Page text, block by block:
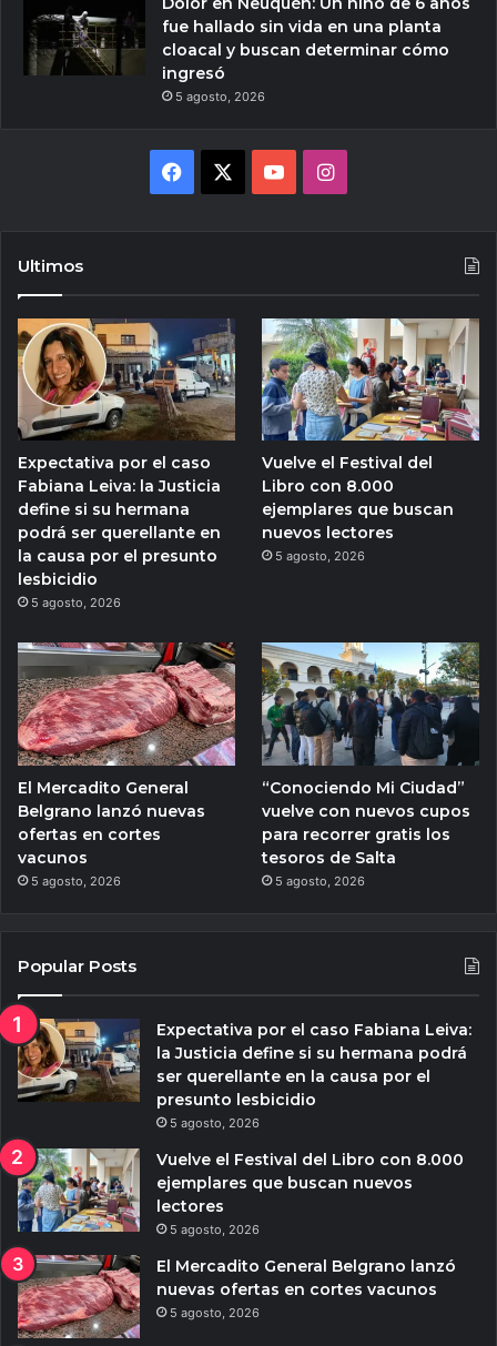
fue hallado sin vida en una planta
cloacal y buscan determinar cómo
ingresó
5 agosto, 2026
Facebook YouTubeInstagram
Ultimos
Expectativa por el caso
Fabiana Leiva: la Justicia
define si su hermana
podrá ser querellante en
la causa por el presunto
lesbicidio
5 agosto, 2026
Vuelve el Festival del
Libro con 8.000
ejemplares que buscan
nuevos lectores
5 agosto, 2026
El Mercadito General
Belgrano lanzó nuevas
ofertas en cortes
vacunos
5 agosto, 2026
“Conociendo Mi Ciudad”
vuelve con nuevos cupos
para recorrer gratis los
tesoros de Salta
5 agosto, 2026
Popular Posts
Expectativa por el caso Fabiana Leiva:
la Justicia define si su hermana podrá
ser querellante en la causa por el
presunto lesbicidio
5 agosto, 2026
Vuelve el Festival del Libro con 8.000
ejemplares que buscan nuevos
lectores
5 agosto, 2026
El Mercadito General Belgrano lanzó
nuevas ofertas en cortes vacunos
5 agosto, 2026